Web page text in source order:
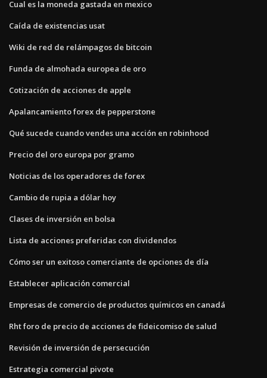
Cual es la moneda gastada en mexico
Caída de existencias usat
Wiki de red de relámpagos de bitcoin
Funda de almohada europea de oro
Cotización de acciones de apple
Apalancamiento forex de pepperstone
Qué sucede cuando vendes una acción en robinhood
Precio del oro europa por gramo
Noticias de los operadores de forex
Cambio de rupia a dólar hoy
Clases de inversión en bolsa
Lista de acciones preferidas con dividendos
Cómo ser un exitoso comerciante de opciones de día
Establecer aplicación comercial
Empresas de comercio de productos químicos en canadá
Rht foro de precio de acciones de fideicomiso de salud
Revisión de inversión de persecución
Estrategia comercial pivote